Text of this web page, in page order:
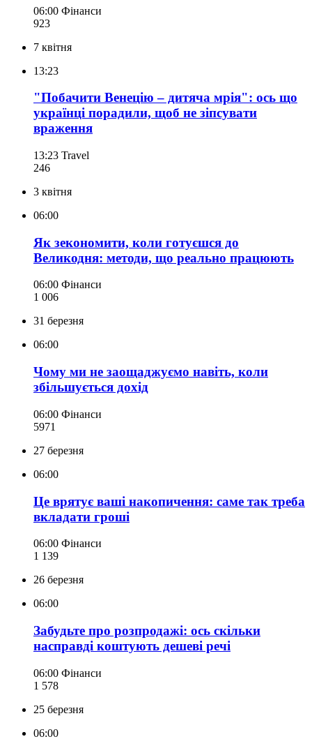
06:00 Фінанси
923
7 квітня
13:23
"Побачити Венецію – дитяча мрія": ось що
українці порадили, щоб не зіпсувати
враження
13:23 Travel
246
3 квітня
06:00
Як зекономити, коли готуєшся до
Великодня: методи, що реально працюють
06:00 Фінанси
1 006
31 березня
06:00
Чому ми не заощаджуємо навіть, коли
збільшується дохід
06:00 Фінанси
5971
27 березня
06:00
Це врятує ваші накопичення: саме так треба
вкладати гроші
06:00 Фінанси
1 139
26 березня
06:00
Забудьте про розпродажі: ось скільки
насправді коштують дешеві речі
06:00 Фінанси
1 578
25 березня
06:00